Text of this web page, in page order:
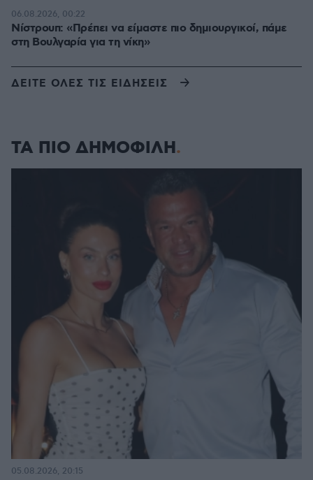
Νίστρουπ: «Πρέπει να είμαστε πιο δημιουργικοί, πάμε
στη Βουλγαρία για τη νίκη»
06.08.2026, 00:22
ΔΕΙΤΕ ΟΛΕΣ ΤΙΣ ΕΙΔΗΣΕΙΣ
ΤΑ ΠΙΟ ΔΗΜΟΦΙΛΗ
05.08.2026, 20:15